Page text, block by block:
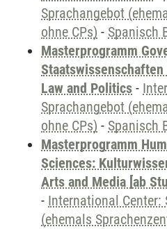
Sprachangebot
ohne CPs) - Spanisch
Masterprogramm
Law and Politics -
Sprachangebot
ohne CPs) - Spanisch
Masterprogramm
Sciences:
Arts and Media [ab
- International Center:
(ehemals